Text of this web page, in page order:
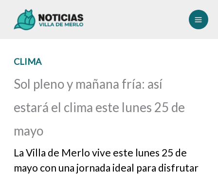
CLIMA
Sol pleno y mañana fría: así
estará el clima este lunes 25 de
mayo
La Villa de Merlo vive este lunes 25 de
mayo con una jornada ideal para disfrutar